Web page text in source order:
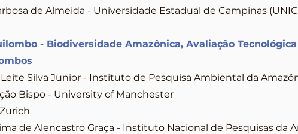
de Almeida - Universidade Estadual de Campinas
- Biodiversidade Amazônica, Avaliação
Leite Silva Junior - Instituto de Pesquisa Ambiental da
Bispo - University of Manchester
de Alencastro Graça - Instituto Nacional de Pesquisas da